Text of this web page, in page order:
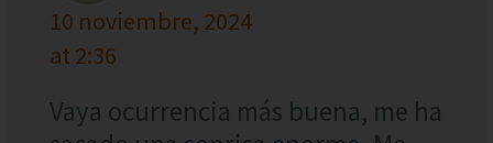
10 noviembre, 2024
at 2:36
Vaya ocurrencia más buena, me ha